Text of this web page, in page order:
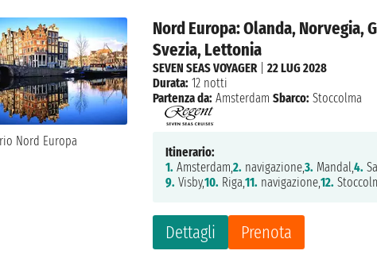
Nord Europa: Olanda, Norvegia,
Svezia, Lettonia
Dettagli Prenota
SEVEN SEAS VOYAGER|22 LUG 2028
Durata: 12 notti
Partenza da: Amsterdam Sbarco: Stoccolma
Itinerario:
1. Amsterdam,2. navigazione,3. Mandal,4.
9. Visby,10. Riga,11. navigazione,12.